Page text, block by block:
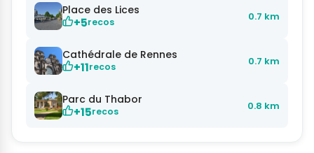
Place des Lices
+5recos 0.7 km
Cathédrale de Rennes
+11recos 0.7 km
Parc du Thabor
+15recos 0.8 km